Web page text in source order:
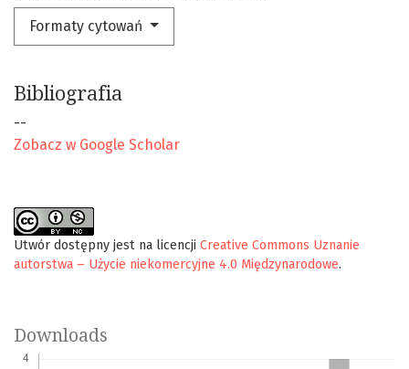
Formaty cytowań
Bibliografia
--
Zobacz w Google Scholar
Utwór dostępny jest na licencji Creative Commons Uznanie
autorstwa – Użycie niekomercyjne 4.0 Międzynarodowe.
Downloads